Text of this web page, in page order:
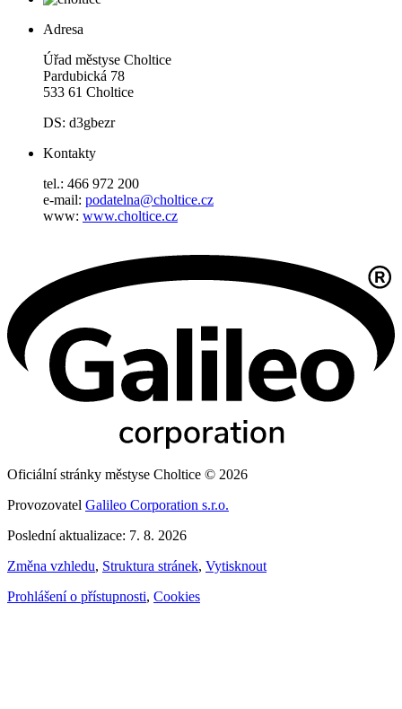
Adresa
Úřad městyse Choltice
Pardubická 78
533 61 Choltice
DS: d3gbezr
Kontakty
tel.: 466 972 200
e-mail: podatelna@choltice.cz
www: www.choltice.cz
Oficiální stránky městyse Choltice © 2026
Provozovatel Galileo Corporation s.r.o.
Poslední aktualizace: 7. 8. 2026
Změna vzhledu, Struktura stránek, Vytisknout
Prohlášení o přístupnosti, Cookies